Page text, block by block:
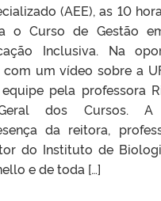
(AEE), as 10
o Curso de Gestão
Inclusiva. Na
um vídeo sobre a
pela professora
dos Cursos. A
da reitora,
do Instituto de
e de toda […]